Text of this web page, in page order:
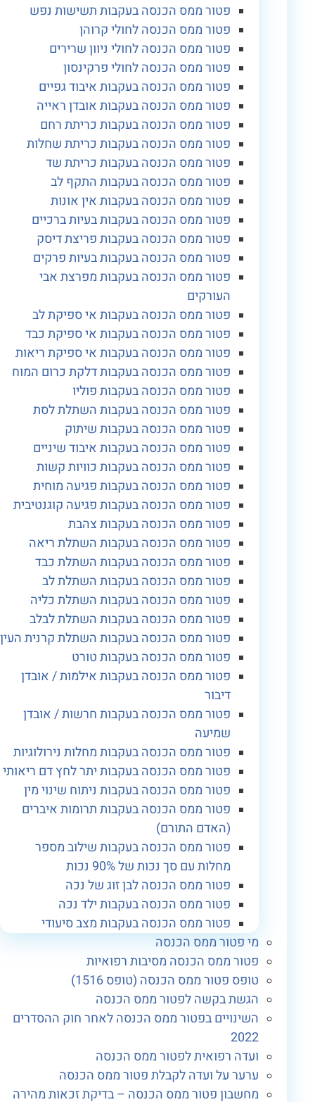
פטור ממס הכנסה בעקבות תשישות נפש
פטור ממס הכנסה לחולי קרוהן
פטור ממס הכנסה לחולי ניוון שרירים
פטור ממס הכנסה לחולי פרקינסון
פטור ממס הכנסה בעקבות איבוד גפיים
פטור ממס הכנסה בעקבות אובדן ראייה
פטור ממס הכנסה בעקבות כריתת רחם
פטור ממס הכנסה בעקבות כריתת שחלות
פטור ממס הכנסה בעקבות כריתת שד
פטור ממס הכנסה בעקבות התקף לב
פטור ממס הכנסה בעקבות אין אונות
פטור ממס הכנסה בעקבות בעיות ברכיים
פטור ממס הכנסה בעקבות פריצת דיסק
פטור ממס הכנסה בעקבות בעיות פרקים
פטור ממס הכנסה בעקבות מפרצת אבי
העורקים
פטור ממס הכנסה בעקבות אי ספיקת לב
פטור ממס הכנסה בעקבות אי ספיקת כבד
פטור ממס הכנסה בעקבות אי ספיקת ריאות
פטור ממס הכנסה בעקבות דלקת כרום המוח
פטור ממס הכנסה בעקבות פוליו
פטור ממס הכנסה בעקבות השתלת לסת
פטור ממס הכנסה בעקבות שיתוק
פטור ממס הכנסה בעקבות איבוד שיניים
פטור ממס הכנסה בעקבות כוויות קשות
פטור ממס הכנסה בעקבות פגיעה מוחית
פטור ממס הכנסה בעקבות פגיעה קוגנטיבית
פטור ממס הכנסה בעקבות צהבת
פטור ממס הכנסה בעקבות השתלת ריאה
פטור ממס הכנסה בעקבות השתלת כבד
פטור ממס הכנסה בעקבות השתלת לב
פטור ממס הכנסה בעקבות השתלת כליה
פטור ממס הכנסה בעקבות השתלת לבלב
פטור ממס הכנסה בעקבות השתלת קרנית העין
פטור ממס הכנסה בעקבות טורט
פטור ממס הכנסה בעקבות אילמות / אובדן
פטור ממס הכנסה בעקבות חרשות / אובדן
פטור ממס הכנסה בעקבות מחלות נירולוגיות
פטור ממס הכנסה בעקבות יתר לחץ דם ריאותי
פטור ממס הכנסה בעקבות ניתוח שינוי מין
פטור ממס הכנסה בעקבות תרומות איברים
(האדם התורם)
פטור ממס הכנסה בעקבות שילוב מספר
מחלות עם סך נכות של 90% נכות
פטור ממס הכנסה לבן זוג של נכה
פטור ממס הכנסה בעקבות ילד נכה
פטור ממס הכנסה בעקבות מצב סיעודי
מי פטור ממס הכנסה
פטור ממס הכנסה מסיבות רפואיות
טופס פטור ממס הכנסה (טופס 1516)
הגשת בקשה לפטור ממס הכנסה
השינויים בפטור ממס הכנסה לאחר חוק ההסדרים
ועדה רפואית לפטור ממס הכנסה
ערער על ועדה לקבלת פטור ממס הכנסה
מחשבון פטור ממס הכנסה – בדיקת זכאות מהירה